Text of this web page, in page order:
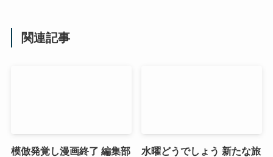
関連記事
模倣発覚し漫画終了 編集部
水曜どうでしょう 新たな旅